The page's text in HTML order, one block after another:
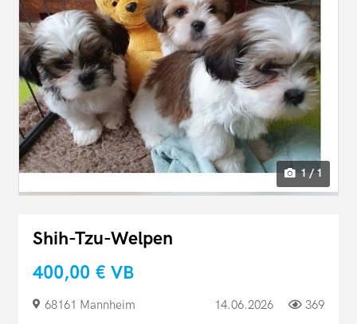
1 / 1
Shih-Tzu-Welpen
400,00 € VB
68161 Mannheim 14.06.2026 369